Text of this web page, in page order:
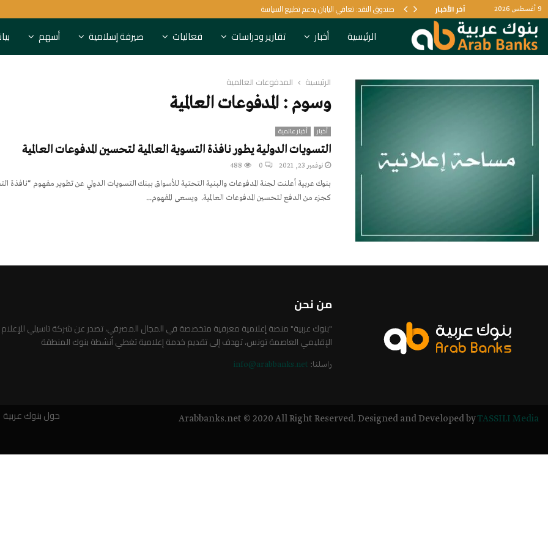
9 أغسطس 2026 آخر الأخبار البنكي صندوق النقد: تعافي اليابان يدعم تطبيع السياسة
الرئيسية أخبار تقارير ودراسات فعاليات صيرفة إسلامية أسهم
الرئيسية المدفوعات العالمية
وسوم : المدفوعات العالمية
أخبار أخبار عالمية
التسويات الدولية يطور نافذة التسوية العالمية لتحسين المدفوعات العالمية
نوفمبر 23, 2021 0
488
بنوك عربية أعلنت لجنة المدفوعات والبنية التحتية للأسواق ببنك التسويات الدولي عن تطوير مفهوم “نافذة
كجزء من الدفع لتحسين المدفوعات العالمية. ويسعى المفهوم...
من نحن
"بنوك عربية" منصة إعلامية معرفية متخصصة في المجال المصرفي، تصدر عن شركة تاسيلي
الإقليمي العاصمة تونس، تهدف إلى تقديم خدمة إعلامية تغطي أنشطة بنوك المنطقة
راسلنا: info@arabbanks.net
Arabbanks.net © 2020 All Right Reserved. Designed and Developed byTASSILI Media حول بنوك عربية